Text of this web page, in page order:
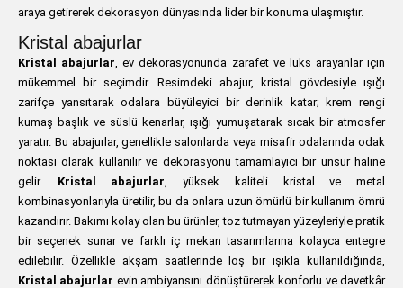
araya getirerek dekorasyon dünyasında lider bir konuma ulaşmıştır.
Kristal abajurlar
Kristal abajurlar, ev dekorasyonunda zarafet ve lüks arayanlar için
mükemmel bir seçimdir. Resimdeki abajur, kristal gövdesiyle ışığı
zarifçe yansıtarak odalara büyüleyici bir derinlik katar; krem rengi
kumaş başlık ve süslü kenarlar, ışığı yumuşatarak sıcak bir atmosfer
yaratır. Bu abajurlar, genellikle salonlarda veya misafir odalarında odak
noktası olarak kullanılır ve dekorasyonu tamamlayıcı bir unsur haline
gelir. Kristal abajurlar, yüksek kaliteli kristal ve metal
kombinasyonlarıyla üretilir, bu da onlara uzun ömürlü bir kullanım ömrü
kazandırır. Bakımı kolay olan bu ürünler, toz tutmayan yüzeyleriyle pratik
bir seçenek sunar ve farklı iç mekan tasarımlarına kolayca entegre
edilebilir. Özellikle akşam saatlerinde loş bir ışıkla kullanıldığında,
Kristal abajurlar evin ambiyansını dönüştürerek konforlu ve davetkâr